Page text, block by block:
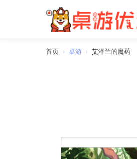
首页 › 桌游 › 艾泽兰的魔药